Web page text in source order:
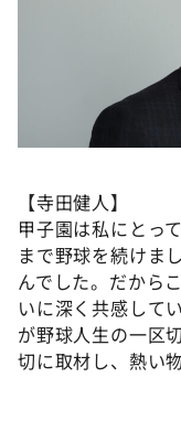
【寺田健人】
甲子園は私にとっ
まで野球を続けま
んでした。だから
いに深く共感して
が野球人生の一区
切に取材し、熱い